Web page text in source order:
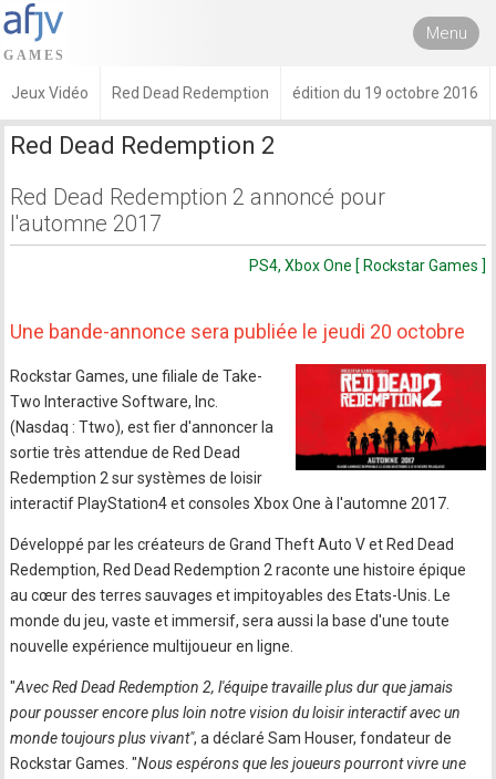
Menu
Jeux Vidéo Red Dead Redemption édition du 19 octobre 2016
Red Dead Redemption 2
Red Dead Redemption 2 annoncé pour
l'automne 2017
PS4, Xbox One [ Rockstar Games ]
Une bande-annonce sera publiée le jeudi 20 octobre
Rockstar Games, une filiale de Take-
Two Interactive Software, Inc.
(Nasdaq : Ttwo), est fier d'annoncer la
sortie très attendue de Red Dead
Redemption 2 sur systèmes de loisir
interactif PlayStation4 et consoles Xbox One à l'automne 2017.
Développé par les créateurs de Grand Theft Auto V et Red Dead
Redemption, Red Dead Redemption 2 raconte une histoire épique
au cœur des terres sauvages et impitoyables des Etats-Unis. Le
monde du jeu, vaste et immersif, sera aussi la base d'une toute
nouvelle expérience multijoueur en ligne.
"Avec Red Dead Redemption 2, l'équipe travaille plus dur que jamais
pour pousser encore plus loin notre vision du loisir interactif avec un
monde toujours plus vivant", a déclaré Sam Houser, fondateur de
Rockstar Games. "Nous espérons que les joueurs pourront vivre une